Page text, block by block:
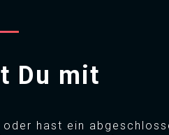
Du mit
hast ein